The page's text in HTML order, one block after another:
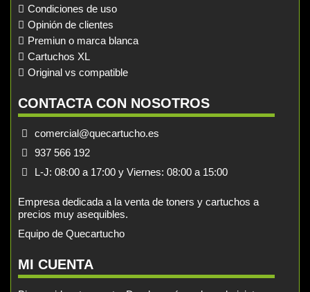
Condiciones de uso
Opinión de clientes
Premiun o marca blanca
Cartuchos XL
Original vs compatible
CONTACTA CON NOSOTROS
comercial@quecartucho.es
937 566 192
L-J: 08:00 a 17:00 y Viernes: 08:00 a 15:00
Empresa dedicada a la venta de toners y cartuchos a
precios muy asequibles.
Equipo de Quecartucho
MI CUENTA